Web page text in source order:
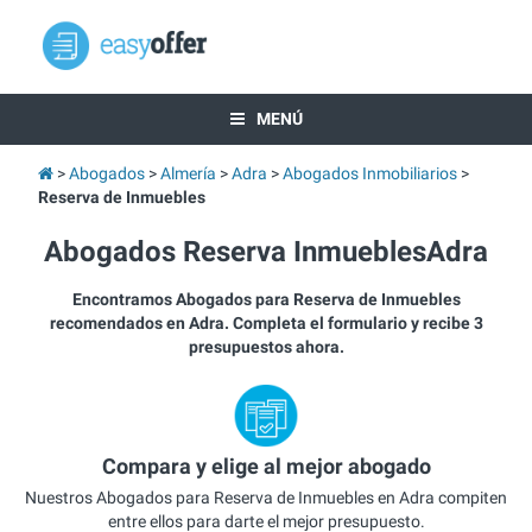
MENÚ
Abogados Almería Adra
Abogados Inmobiliarios
Reserva de Inmuebles
Abogados Reserva InmueblesAdra
Encontramos Abogados para Reserva de Inmuebles
recomendados en Adra. Completa el formulario y recibe 3
presupuestos ahora.
Compara y elige al mejor abogado
Nuestros Abogados para Reserva de Inmuebles en Adra compiten
entre ellos para darte el mejor presupuesto.